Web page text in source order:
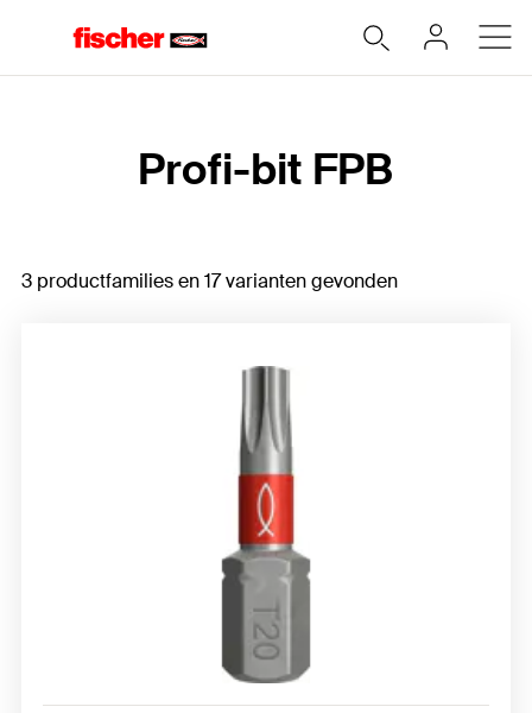
Profi-bit FPB
3 productfamilies en 17 varianten gevonden